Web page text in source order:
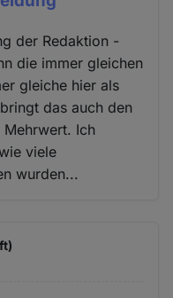
der Redaktion -
die immer gleichen
gleiche hier als
das auch den
Mehrwert. Ich
viele
wurden...